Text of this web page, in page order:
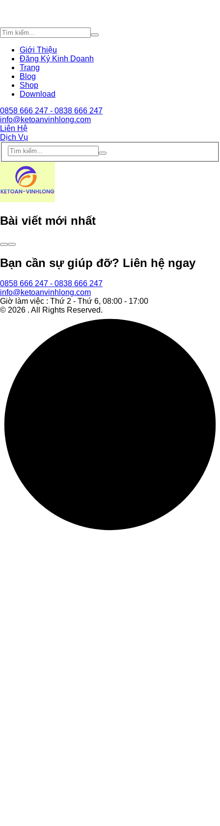
Giới Thiệu
Đăng Ký Kinh Doanh
Trang
Blog
Shop
Download
0858 666 247 - 0838 666 247
info@ketoanvinhlong.com
Liên Hệ
Dịch Vụ
Bài viết mới nhất
Bạn cần sự giúp đỡ? Liên hệ ngay
0858 666 247 - 0838 666 247
info@ketoanvinhlong.com
Giờ làm việc : Thứ 2 - Thứ 6, 08:00 - 17:00
© 2026 . All Rights Reserved.